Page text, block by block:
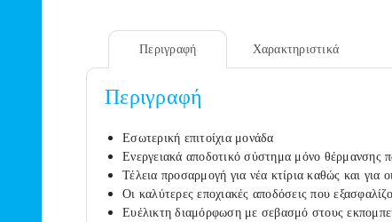
Περιγραφή Χαρακτηριστικά
Περιγραφή
Εσωτερική επιτοίχια μονάδα
Ενεργειακά αποδοτικό σύστημα μόνο θέρμανσης
Τέλεια προσαρμογή για νέα κτίρια καθώς και για
Οι καλύτερες εποχιακές αποδόσεις που
Ευέλικτη διαμόρφωση με σεβασμό στους